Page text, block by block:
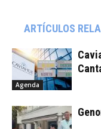
ARTÍCULOS
Agenda